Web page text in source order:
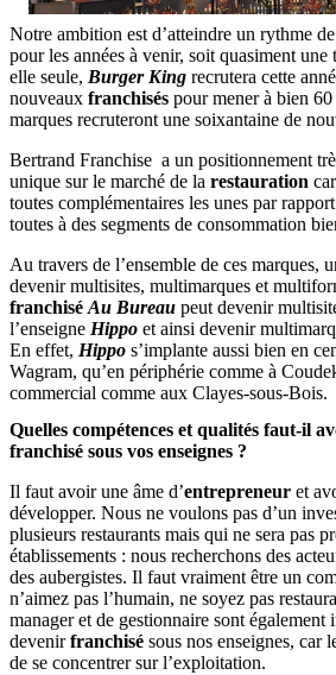
Notre ambition est d’atteindre un rythme
pour les années à venir, soit quasiment une
elle seule, Burger King recrutera cette
nouveaux franchisés pour mener à bien
marques recruteront une soixantaine de
Bertrand Franchise a un positionnement
unique sur le marché de la restauration
toutes complémentaires les unes par
toutes à des segments de consommation
Au travers de l’ensemble de ces marques,
devenir multisites, multimarques et
franchisé Au Bureau peut devenir
l’enseigne Hippo et ainsi devenir
En effet, Hippo s’implante aussi bien en
Wagram, qu’en périphérie comme à
commercial comme aux Clayes-sous-Bois.
Quelles compétences et qualités faut-il
franchisé sous vos enseignes ?
Il faut avoir une âme d’entrepreneur et
développer. Nous ne voulons pas d’un
plusieurs restaurants mais qui ne sera pas
établissements : nous recherchons des
des aubergistes. Il faut vraiment être un
n’aimez pas l’humain, ne soyez pas
manager et de gestionnaire sont également
devenirfranchisé sous nos enseignes, car
de se concentrer sur l’exploitation.